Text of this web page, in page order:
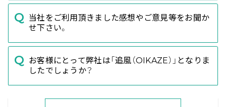
当社をご利用頂きました感想やご意見等をお聞か
せ下さい。
お客様にとって弊社は「追風（OIKAZE）」となりま
したでしょうか？